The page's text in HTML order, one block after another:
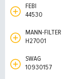
FEBI
44530
MANN-FILTER
H27001
SWAG
10930157